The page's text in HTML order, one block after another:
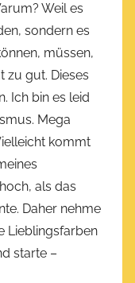
Weil es
sondern es
müssen,
zu gut. Dieses
Ich bin es leid
Mega
kommt
als das
Daher nehme
Lieblingsfarben
starte –